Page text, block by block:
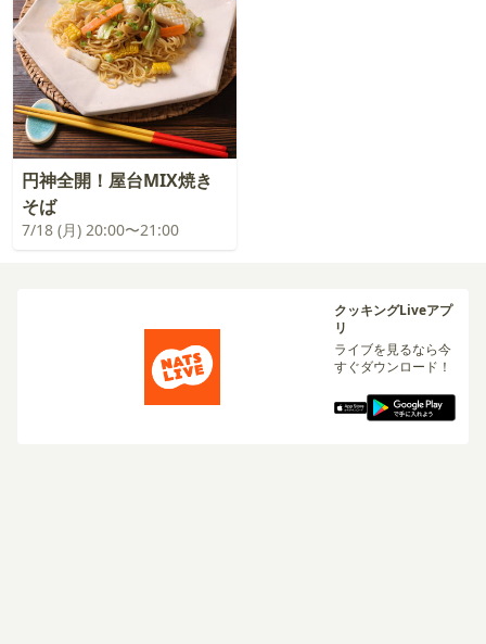
円神全開！屋台MIX焼き
そば
7/18 (月) 20:00〜21:00
クッキングLiveアプ
リ
ライブを見るなら今
すぐダウンロード！